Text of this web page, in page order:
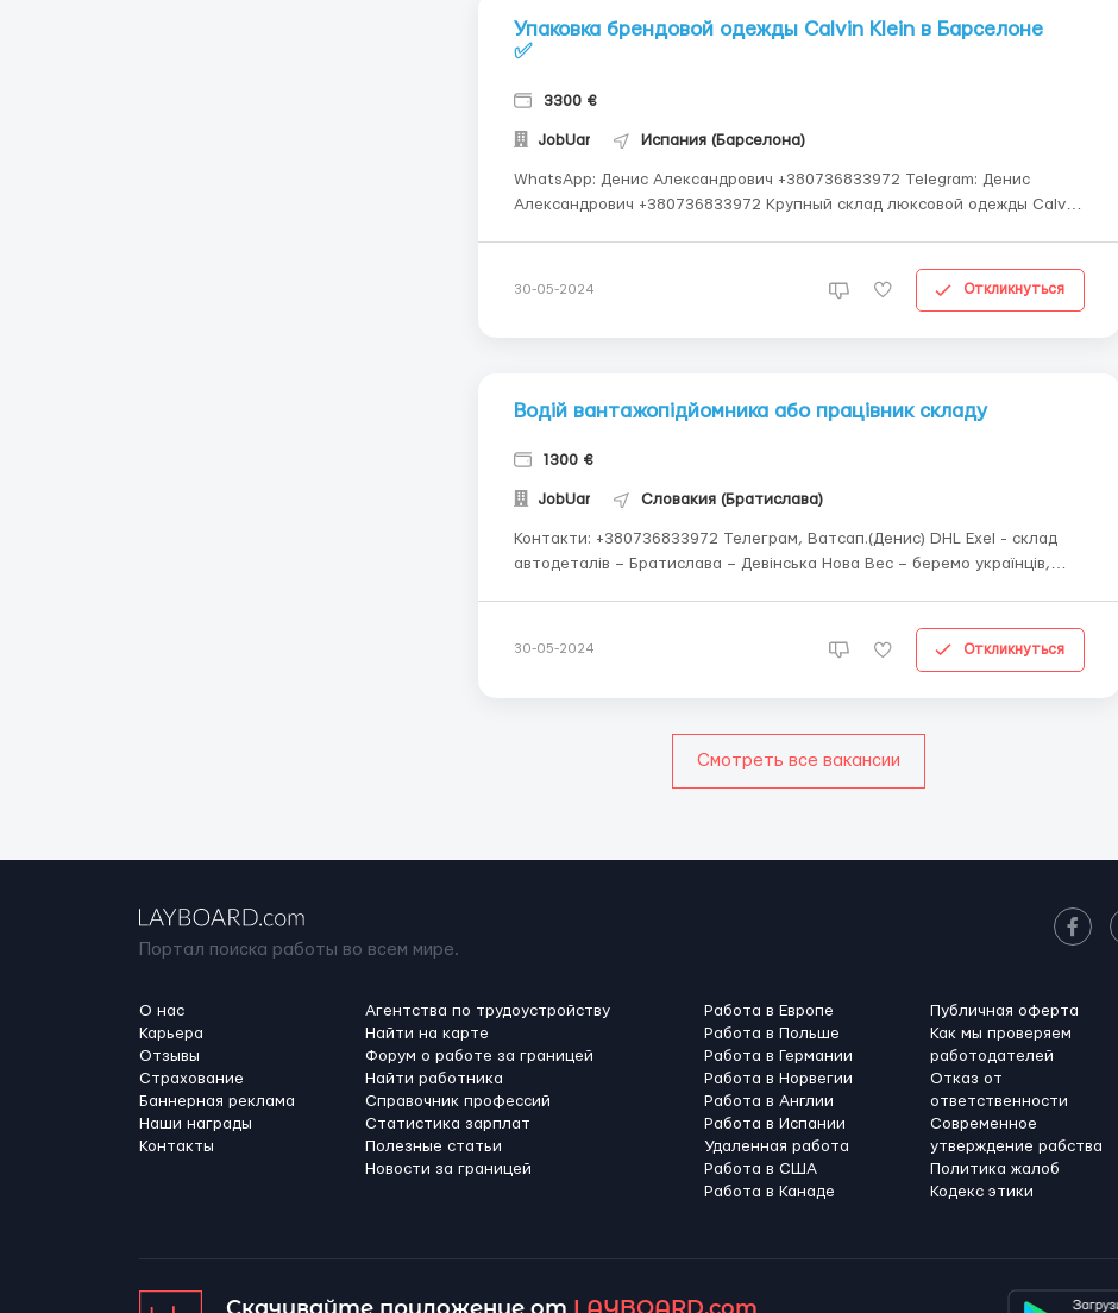
Упаковка брендовой одежды Calvin Klein в Барселоне
✅
3300 €
JobUar Испания (Барселона)
WhatsApp: Денис Александрович +380736833972 Telegram: Денис
Александрович +380736833972 Крупный склад люксовой одежды Calvin
работы на нашем складе. Никакой опы...
30-05-2024 Откликнуться
Водій вантажопідйомника або працівник складу
1300 €
JobUar Словакия (Братислава)
Контакти: +380736833972 Телеграм, Ватсап.(Денис) DHL Exel - склад
автодеталів – Братислава – Девінська Нова Вес – беремо українців,
30-05-2024 Откликнуться
Смотреть все вакансии
Портал поиска работы во всем мире.
О нас
Карьера
Отзывы
Страхование
Баннерная реклама
Наши награды
Контакты
Агентства по трудоустройству
Найти на карте
Форум о работе за границей
Найти работника
Справочник профессий
Статистика зарплат
Полезные статьи
Новости за границей
Работа в Европе
Работа в Польше
Работа в Германии
Работа в Норвегии
Работа в Англии
Работа в Испании
Удаленная работа
Работа в США
Работа в Канадe
Публичная оферта
Как мы проверяем
работодателей
Отказ от
ответственности
Современное
утверждение рабства
Политика жалоб
Кодекс этики